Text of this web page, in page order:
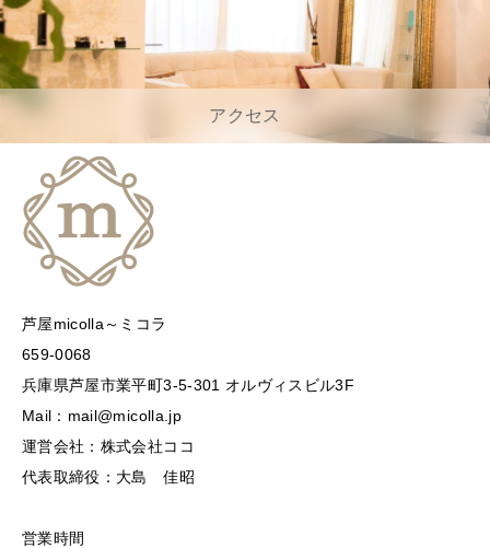
アクセス
芦屋micolla～ミコラ
659-0068
兵庫県芦屋市業平町3-5-301 オルヴィスビル3F
Mail：mail@micolla.jp
運営会社：株式会社ココ
代表取締役：大島 佳昭
営業時間